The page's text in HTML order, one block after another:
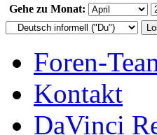
Gehe zu Monat:
Foren-
Kontakt
DaVinci